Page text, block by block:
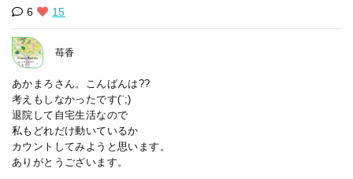
6 15
苺香
あかまろさん。こんばんは??
考えもしなかったです(¨;)
退院して自宅生活なので
私もどれだけ動いているか
カウントしてみようと思います。
ありがとうございます。